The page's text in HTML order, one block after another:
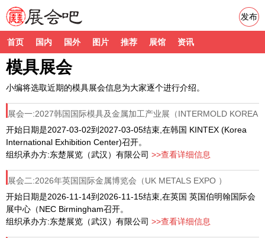
首页 国内 国外 图片 推荐 展馆 资讯
发布
模具展会
小编将选取近期的模具展会信息为大家逐个进行介绍。
展会一:2027韩国国际模具及金属加工产业展（INTERMOLD KOREA
开始日期是2027-03-02到2027-03-05结束,在韩国 KINTEX (Korea
International Exhibition Center)召开。
组织承办方:东楚展览（武汉）有限公司 >>查看详细信息
展会二:2026年英国国际金属博览会（UK METALS EXPO ）
开始日期是2026-11-14到2026-11-15结束,在英国 英国伯明翰国际会
展中心（NEC Birmingham召开。
组织承办方:东楚展览（武汉）有限公司 >>查看详细信息